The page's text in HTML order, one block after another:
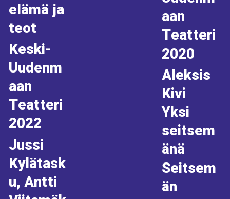
elämä ja
teot
Keski-
Uudenm
aan
Teatteri
2022
Jussi
Kylätask
u, Antti
aan
Teatteri
2020
Aleksis
Kivi
Yksi
seitsem
änä
Seitsem
än